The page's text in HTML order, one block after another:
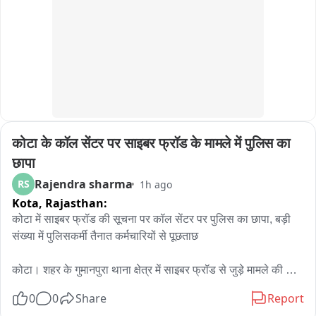
कोटा के कॉल सेंटर पर साइबर फ्रॉड के मामले में पुलिस का
छापा
RS Rajendra sharma 1h ago
Kota, Rajasthan:
कोटा में साइबर फ्रॉड की सूचना पर कॉल सेंटर पर पुलिस का छापा, बड़ी
संख्या में पुलिसकर्मी तैनात कर्मचारियों से पूछताछ
कोटा। शहर के गुमानपुरा थाना क्षेत्र में साइबर फ्रॉड से जुड़े मामले की
छापा मारा। शुक्रवार रात करीब 9 बजे हुई इस कार्रवाई के दौरान बड़ी संख्या
0 0 Share Report